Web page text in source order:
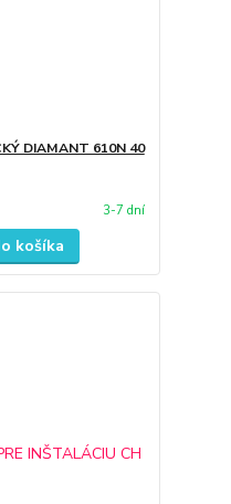
DIAMANT 610N 40
3-7 dní
košíka